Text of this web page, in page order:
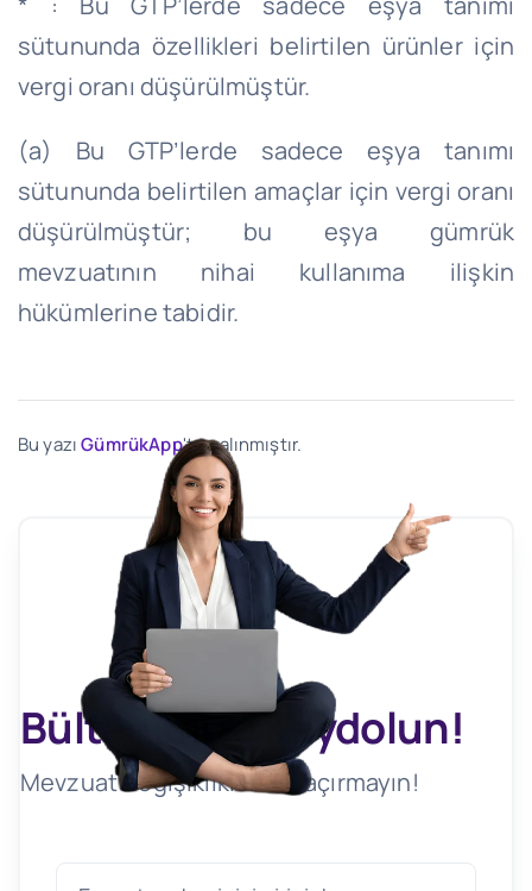
sütununda özellikleri belirtilen ürünler için
vergi oranı düşürülmüştür.
(a) Bu GTP’lerde sadece eşya tanımı
sütununda belirtilen amaçlar için vergi oranı
düşürülmüştür; bu eşya gümrük
mevzuatının nihai kullanıma ilişkin
hükümlerine tabidir.
Bu yazıGümrükApp'ten alınmıştır.
Bültenimize Kaydolun!
Mevzuat Değişikliklerini Kaçırmayın!